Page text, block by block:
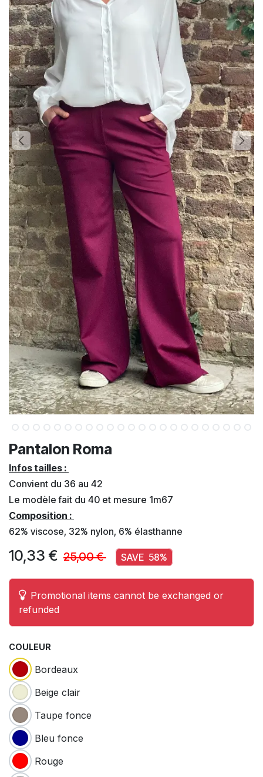
Pantalon Roma
Infos tailles :
Convient du 36 au 42
Le modèle fait du 40 et mesure 1m67
Composition :
62% viscose, 32% nylon, 6% élasthanne
10,33 € 25,00€ SAVE 58%
Promotional items cannot be exchanged or
refunded
COULEUR
Bordeaux
Beige clair
Taupe fonce
Bleu fonce
Rouge